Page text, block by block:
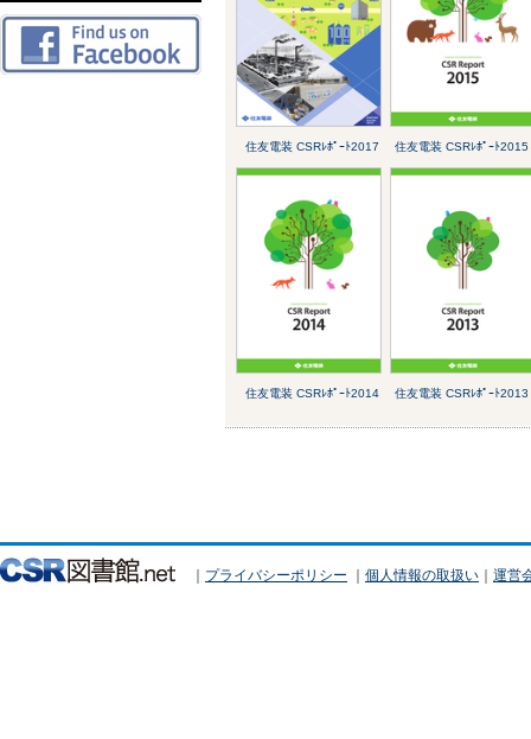
住友電装 CSRﾚﾎﾟｰﾄ2017 住友電装 CSRﾚﾎﾟｰﾄ2015
住友電装 CSRﾚﾎﾟｰﾄ2014 住友電装 CSRﾚﾎﾟｰﾄ2013
｜ プライバシーポリシー ｜ 個人情報の取扱い ｜ 運営